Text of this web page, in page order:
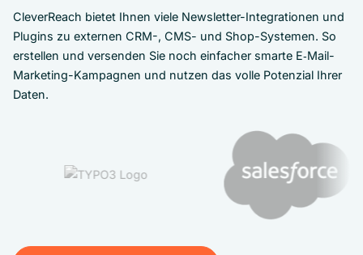
CleverReach bietet Ihnen viele Newsletter-Integrationen und
Plugins zu externen CRM-, CMS- und Shop-Systemen. So
erstellen und versenden Sie noch einfacher smarte E‑Mail-
Marketing-Kampagnen und nutzen das volle Potenzial Ihrer
Daten.